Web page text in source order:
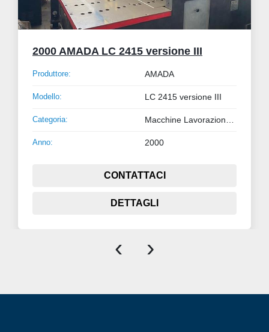
2000 AMADA LC 2415 versione III
Produttore: AMADA
Modello: LC 2415 versione III
Categoria:
Anno: 2000
CONTATTACI
DETTAGLI
‹ ›